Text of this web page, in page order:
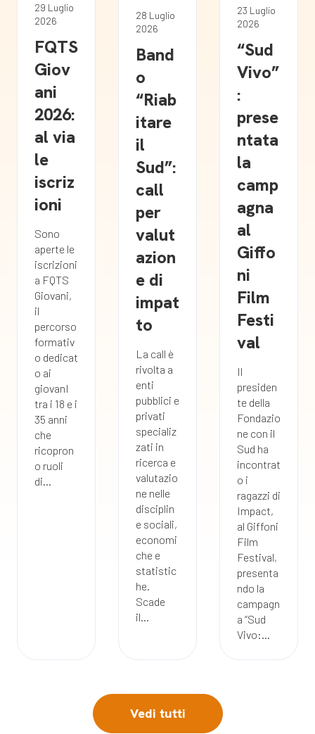
29 Luglio
2026
FQTS
Giov
ani
2026:
al via
le
iscriz
ioni
Sono
aperte le
iscrizioni
a FQTS
Giovani,
il
percorso
formativ
o dedicat
o ai
giovanI
tra i 18 e i
35 anni
che
ricopron
o ruoli
di...
28 Luglio
2026
Band
o
“Riab
itare
il
Sud”:
call
per
valut
azion
e di
impat
to
La call è
rivolta a
enti
pubblici e
privati
specializ
zati in
ricerca e
valutazio
ne nelle
disciplin
e sociali,
economi
che e
statistic
he.
Scade
il...
23 Luglio
2026
“Sud
Vivo”
:
prese
ntata
la
camp
agna
al
Giffo
ni
Film
Festi
val
Il
presiden
te della
Fondazio
ne con il
Sud ha
incontrat
o i
ragazzi di
Impact,
al Giffoni
Film
Festival,
presenta
ndo la
campagn
a “Sud
Vivo:...
Vedi tutti